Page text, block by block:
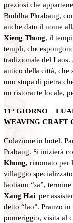
preziosi che
Buddha Phrabang,
anche dato il nome
Xieng Thong, il
templi, che
tradizionale del Laos.
antico della città, che
uno stupa di pietra
un ristorante locale,
11° GIORNO
WEAVING
Colazione in hotel.
Prabang. Si inizierà
Khong, rinomato per
villaggio
laotiano “sa”,
Xang Hai, per
detto “lao”. Pranzo
pomeriggio, visita al